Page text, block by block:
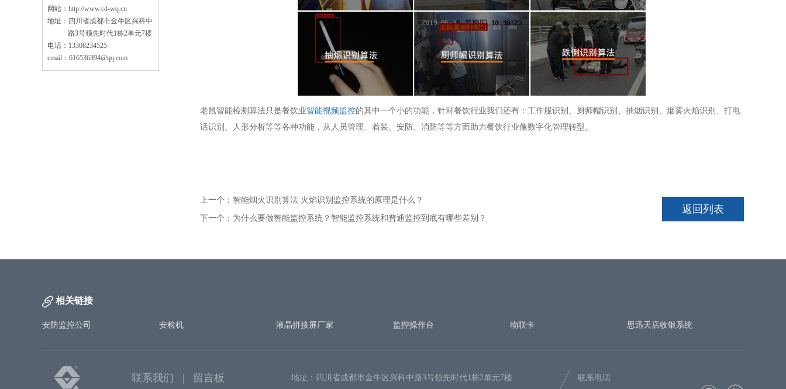
老旧小区监控系统工程安
装
高空抛物监控安装方案
智慧车棚安防监控系统安
装
海康500万日夜型红外高清半球网络摄像机
监控录像存储专用希捷硬盘 2T/4T/6T SATA接口硬盘
网站： http://www.cd-wq.cn
地址：四川省成都市金牛区兴科中
路3号领先时代1栋2单元7楼
电话：13308234525
email：616536394@qq.com
老鼠智能检测算法只是餐饮业智能视频监控的其中一个小的功能，针对餐饮行业我们还有：工作服识别、厨师帽识别、抽烟识别、烟雾火焰识别、打电
话识别、人形分析等等各种功能，从人员管理、着装、安防、消防等等方面助力餐饮行业像数字化管理转型。
上一个：智能烟火识别算法 火焰识别监控系统的原理是什么？
下一个：为什么要做智能监控系统？智能监控系统和普通监控到底有哪些差别？
返回列表
相关链接
安防监控公司 安检机 液晶拼接屏厂家 监控操作台 物联卡 思迅天店收银系统
联系我们 | 留言板 地址：四川省成都市金牛区兴科中路3号领先时代1栋2单元7楼 联系电话